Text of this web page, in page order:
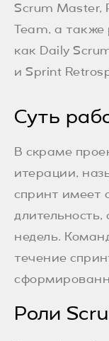
Scrum Master,
Team, а также
как Daily
и Sprint
Суть
В скраме
итерации,
спринт имеет
недель.
течение
Роли